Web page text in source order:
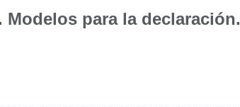
Modelos para la declaración.